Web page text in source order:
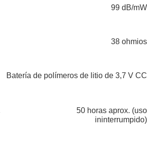
99 dB/mW
38 ohmios
Batería de polímeros de litio de 3,7 V CC
50 horas aprox. (uso
ininterrumpido)